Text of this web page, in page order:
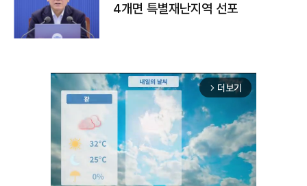
4개면 특별재난지역 선포
arrow_forward_ios 더보기